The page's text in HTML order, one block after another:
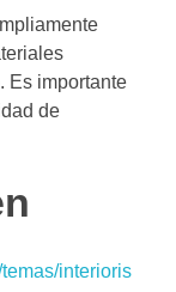
Es importante
de
interioris